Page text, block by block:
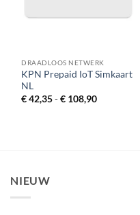
DRAADLOOS NETWERK
KPN Prepaid IoT Simkaart
NL
€42,35-€ 108,90Prijsklasse:
NIEUW